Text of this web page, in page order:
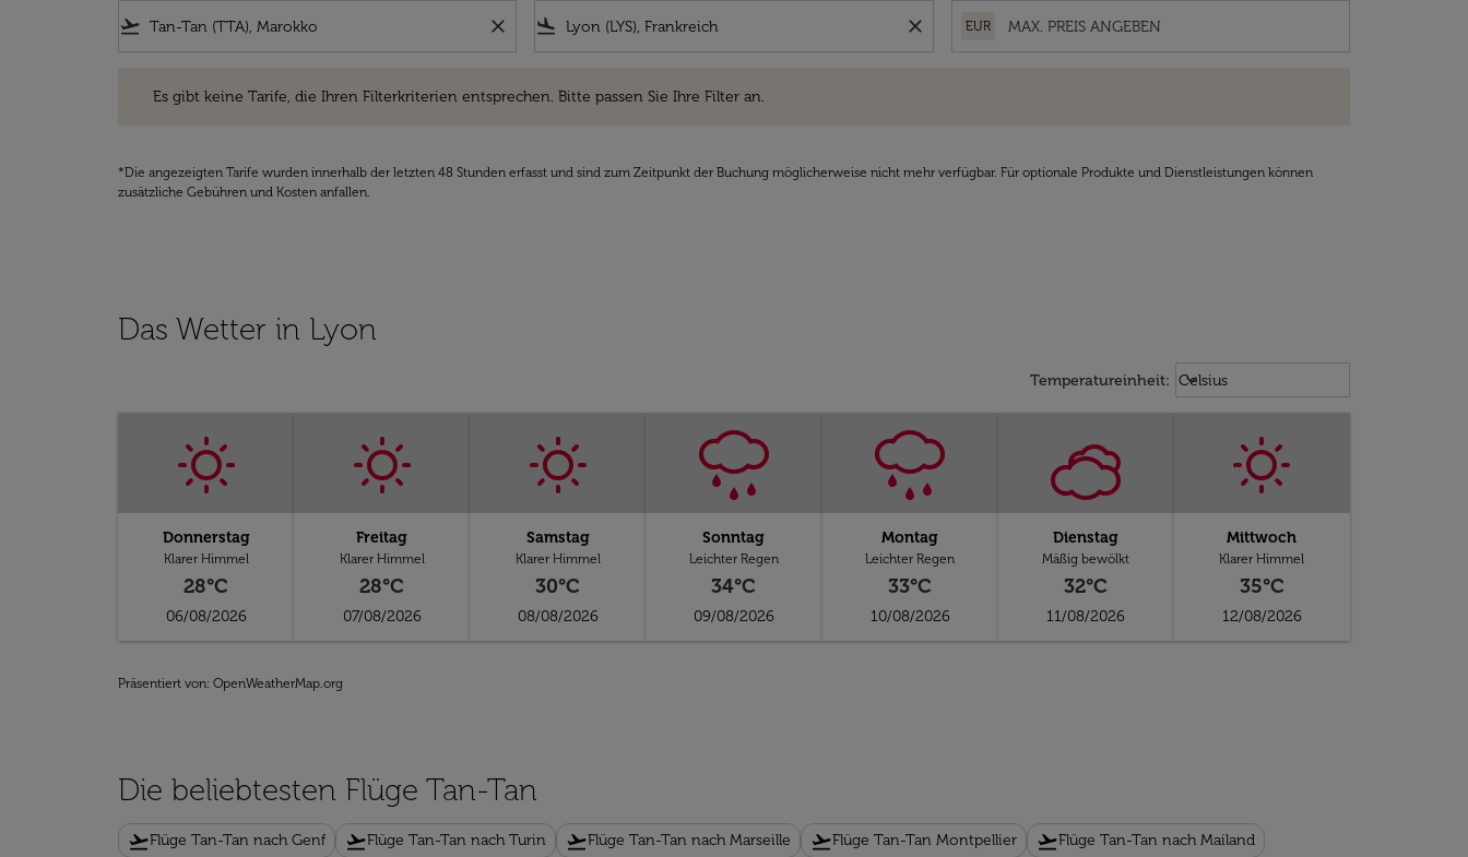
flight_takeoff close flight_land close EUR
Es gibt keine Tarife, die Ihren Filterkriterien entsprechen. Bitte passen Sie Ihre Filter an.
*Die angezeigten Tarife wurden innerhalb der letzten 48 Stunden erfasst und sind zum Zeitpunkt der Buchung möglicherweise nicht mehr verfügbar. Für optionale Produkte und Dienstleistungen können
zusätzliche Gebühren und Kosten anfallen.
Das Wetter in Lyon
Temperatureinheit: Weather unit option Celsius
Celsius
keyboard_arrow_down
Donnerstag
Klarer Himmel
28°C
06/08/2026
Freitag
Klarer Himmel
28°C
07/08/2026
Samstag
Klarer Himmel
30°C
08/08/2026
Sonntag
Leichter Regen
34°C
09/08/2026
Montag
Leichter Regen
33°C
10/08/2026
Dienstag
Mäßig bewölkt
32°C
11/08/2026
Mittwoch
Klarer Himmel
35°C
12/08/2026
Präsentiert von: OpenWeatherMap.org
Die beliebtesten Flüge Tan-Tan
flight_takeoffFlüge Tan-Tan nach Genf flight_takeoffFlüge Tan-Tan nach Turin flight_takeoffFlüge Tan-Tan nach Marseille flight_takeoffFlüge Tan-Tan Montpellier flight_takeoffFlüge Tan-Tan nach Mailand